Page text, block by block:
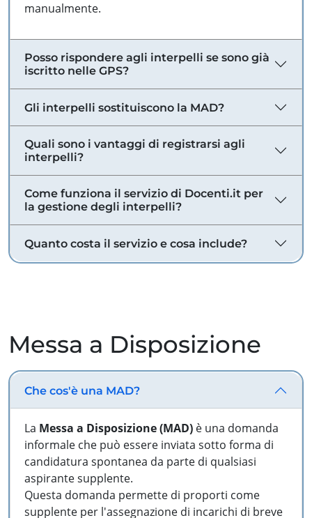
manualmente.
Posso rispondere agli interpelli se sono già
iscritto nelle GPS?
Gli interpelli sostituiscono la MAD?
Quali sono i vantaggi di registrarsi agli
interpelli?
Come funziona il servizio di Docenti.it per
la gestione degli interpelli?
Quanto costa il servizio e cosa include?
Messa a Disposizione
Che cos'è una MAD?
La Messa a Disposizione (MAD) è una domanda
informale che può essere inviata sotto forma di
candidatura spontanea da parte di qualsiasi
aspirante supplente.
Questa domanda permette di proporti come
supplente per l'assegnazione di incarichi di breve